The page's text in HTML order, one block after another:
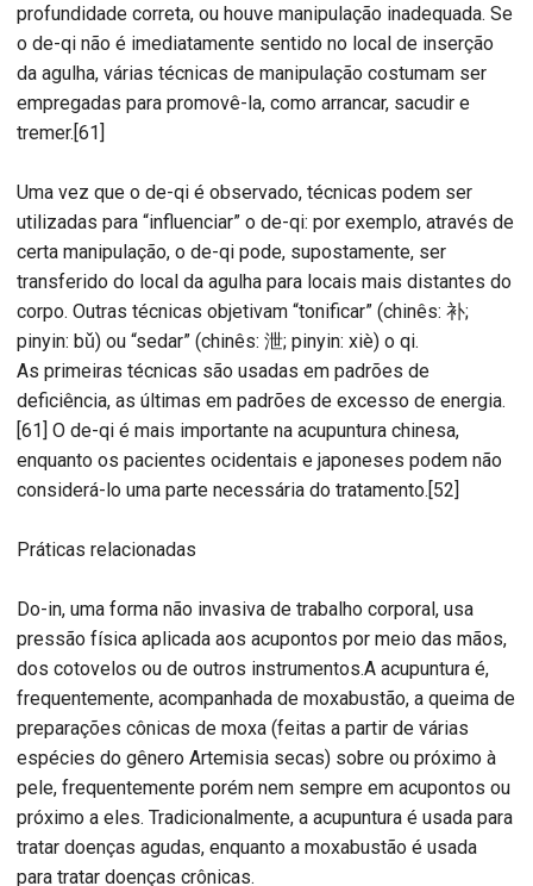
profundidade correta, ou houve manipulação inadequada. Se
o de-qi não é imediatamente sentido no local de inserção
da agulha, várias técnicas de manipulação costumam ser
empregadas para promovê-la, como arrancar, sacudir e
tremer.[61]
Uma vez que o de-qi é observado, técnicas podem ser
utilizadas para “influenciar” o de-qi: por exemplo, através de
certa manipulação, o de-qi pode, supostamente, ser
transferido do local da agulha para locais mais distantes do
corpo. Outras técnicas objetivam “tonificar” (chinês: 补;
pinyin: bǔ) ou “sedar” (chinês: 泄; pinyin: xiè) o qi.
As primeiras técnicas são usadas em padrões de
deficiência, as últimas em padrões de excesso de energia.
[61] O de-qi é mais importante na acupuntura chinesa,
enquanto os pacientes ocidentais e japoneses podem não
considerá-lo uma parte necessária do tratamento.[52]
Práticas relacionadas
Do-in, uma forma não invasiva de trabalho corporal, usa
pressão física aplicada aos acupontos por meio das mãos,
dos cotovelos ou de outros instrumentos.A acupuntura é,
frequentemente, acompanhada de moxabustão, a queima de
preparações cônicas de moxa (feitas a partir de várias
espécies do gênero Artemisia secas) sobre ou próximo à
pele, frequentemente porém nem sempre em acupontos ou
próximo a eles. Tradicionalmente, a acupuntura é usada para
tratar doenças agudas, enquanto a moxabustão é usada
para tratar doenças crônicas.